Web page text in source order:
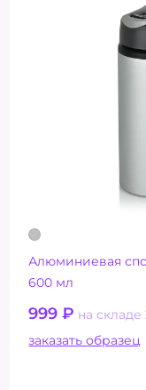
Алюминиевая
600 мл
999 ₽ на складе
заказать образец